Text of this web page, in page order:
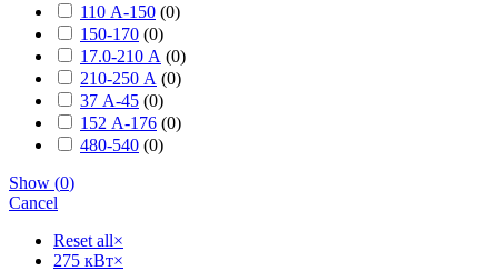
110 А-150 (0)
150-170 (0)
17.0-210 А (0)
210-250 А (0)
37 А-45 (0)
152 А-176 (0)
480-540 (0)
Show (0)
Cancel
Reset all×
275 кВт×